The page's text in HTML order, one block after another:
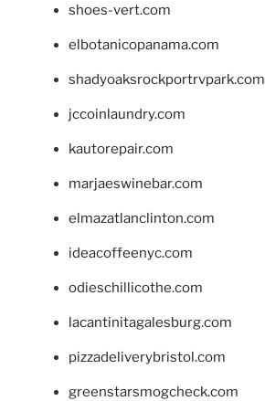
shoes-vert.com
elbotanicopanama.com
shadyoaksrockportrvpark.com
jccoinlaundry.com
kautorepair.com
marjaeswinebar.com
elmazatlanclinton.com
ideacoffeenyc.com
odieschillicothe.com
lacantinitagalesburg.com
pizzadeliverybristol.com
greenstarsmogcheck.com